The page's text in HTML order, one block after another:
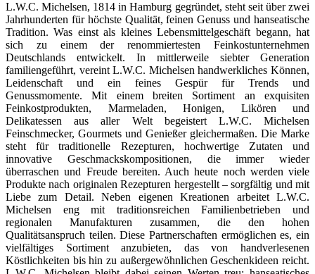
L.W.C. Michelsen, 1814 in Hamburg gegründet, steht seit über zwei
Jahrhunderten für höchste Qualität, feinen Genuss und hanseatische
Tradition. Was einst als kleines Lebensmittelgeschäft begann, hat
sich zu einem der renommiertesten Feinkostunternehmen
Deutschlands entwickelt. In mittlerweile siebter Generation
familiengeführt, vereint L.W.C. Michelsen handwerkliches Können,
Leidenschaft und ein feines Gespür für Trends und
Genussmomente. Mit einem breiten Sortiment an exquisiten
Feinkostprodukten, Marmeladen, Honigen, Likören und
Delikatessen aus aller Welt begeistert L.W.C. Michelsen
Feinschmecker, Gourmets und Genießer gleichermaßen. Die Marke
steht für traditionelle Rezepturen, hochwertige Zutaten und
innovative Geschmackskompositionen, die immer wieder
überraschen und Freude bereiten. Auch heute noch werden viele
Produkte nach originalen Rezepturen hergestellt – sorgfältig und mit
Liebe zum Detail. Neben eigenen Kreationen arbeitet L.W.C.
Michelsen eng mit traditionsreichen Familienbetrieben und
regionalen Manufakturen zusammen, die den hohen
Qualitätsanspruch teilen. Diese Partnerschaften ermöglichen es, ein
vielfältiges Sortiment anzubieten, das von handverlesenen
Köstlichkeiten bis hin zu außergewöhnlichen Geschenkideen reicht.